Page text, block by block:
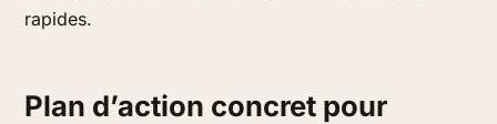
rapides.
Plan d’action concret pour